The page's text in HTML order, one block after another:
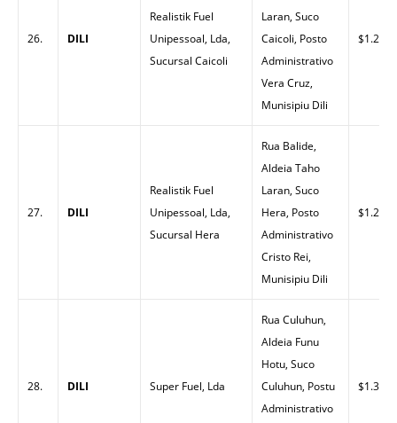
26. DILI
Realistik Fuel
Unipessoal, Lda,
Sucursal Caicoli
Laran, Suco
Caicoli, Posto
Administrativo
Vera Cruz,
Munisipiu Dili
$1.26
27. DILI
Realistik Fuel
Unipessoal, Lda,
Sucursal Hera
Rua Balide,
Aldeia Taho
Laran, Suco
Hera, Posto
Administrativo
Cristo Rei,
Munisipiu Dili
$1.26
28. DILI Super Fuel, Lda
Rua Culuhun,
Aldeia Funu
Hotu, Suco
Culuhun, Postu
Administrativo
$1.32